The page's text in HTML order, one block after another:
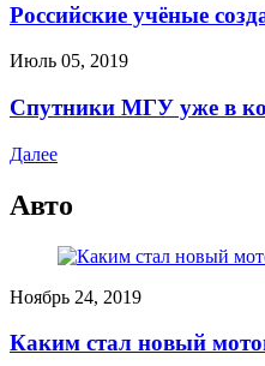
Российские учёные
Июль 05, 2019
Спутники МГУ уже в
Далее
Авто
Ноябрь 24, 2019
Каким стал новый